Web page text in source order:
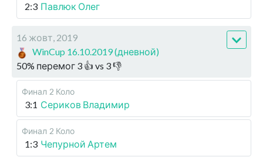
2:3 Павлюк Олег
16 жовт, 2019
WinCup 16.10.2019 (дневной)
50% перемог 3 👍 vs 3👎
Финал 2 Коло
3:1 Сериков Владимир
Финал 2 Коло
1:3 Чепурной Артем